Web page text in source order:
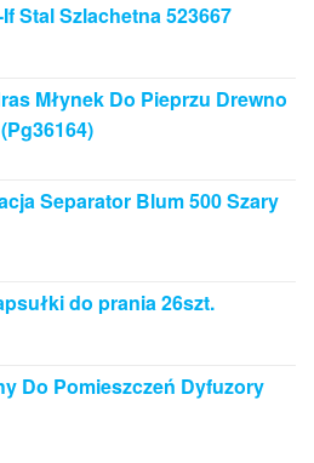
Stal Szlachetna 523667
Młynek Do Pieprzu Drewno
Separator Blum 500 Szary
do prania 26szt.
Do Pomieszczeń Dyfuzory